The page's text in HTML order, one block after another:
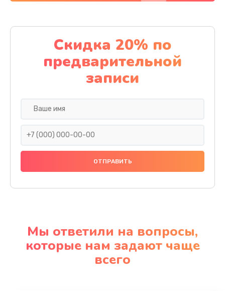
Скидка 20% по
предварительной
записи
Мы ответили на вопросы,
которые нам задают чаще
всего